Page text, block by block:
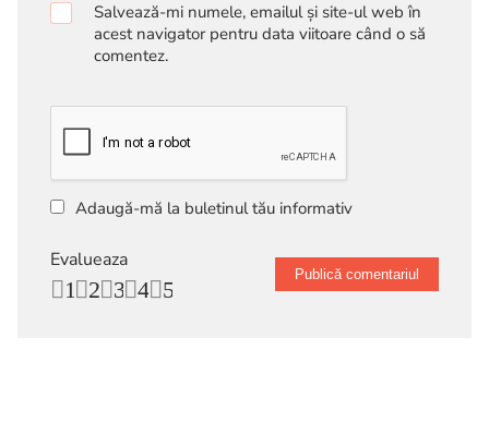
Salvează-mi numele, emailul și site-ul web în
acest navigator pentru data viitoare când o să
comentez.
Adaugă-mă la buletinul tău informativ
Evalueaza
5
4
3
2
1